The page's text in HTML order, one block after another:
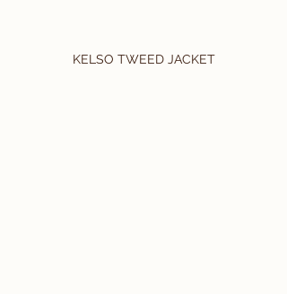
KELSO TWEED JACKET